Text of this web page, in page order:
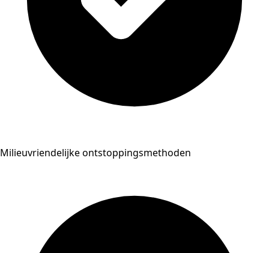
Milieuvriendelijke ontstoppingsmethoden